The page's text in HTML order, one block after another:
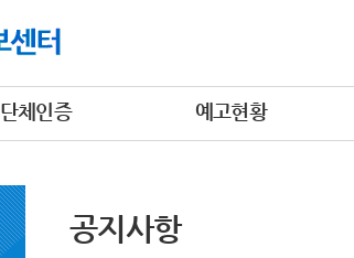
단체인증 예고현황
공지사항